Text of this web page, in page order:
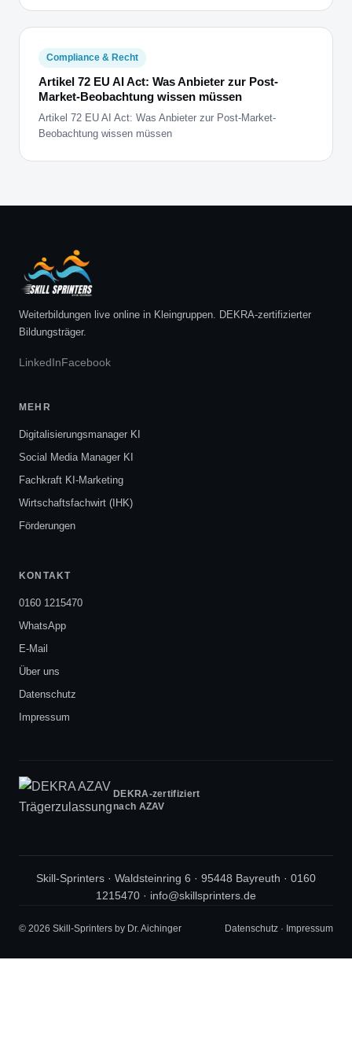
Compliance & Recht
Artikel 72 EU AI Act: Was Anbieter zur Post-
Market-Beobachtung wissen müssen
Artikel 72 EU AI Act: Was Anbieter zur Post-Market-
Beobachtung wissen müssen
Weiterbildungen live online in Kleingruppen. DEKRA-zertifizierter
Bildungsträger.
LinkedInFacebook
MEHR
Digitalisierungsmanager KI
Social Media Manager KI
Fachkraft KI-Marketing
Wirtschaftsfachwirt (IHK)
Förderungen
KONTAKT
0160 1215470
WhatsApp
E-Mail
Über uns
Datenschutz
Impressum
DEKRA-zertifiziert
nach AZAV
Skill-Sprinters · Waldsteinring 6 · 95448 Bayreuth · 0160
1215470 · info@skillsprinters.de
© 2026 Skill-Sprinters by Dr. Aichinger Datenschutz · Impressum